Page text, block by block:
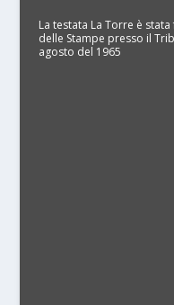
La testata La Torre è
delle Stampe presso il
agosto del 1965